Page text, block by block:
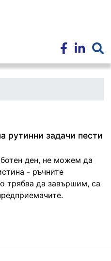
рутинни задачи пести
ден, не можем да
- ръчните
трябва да завършим, са